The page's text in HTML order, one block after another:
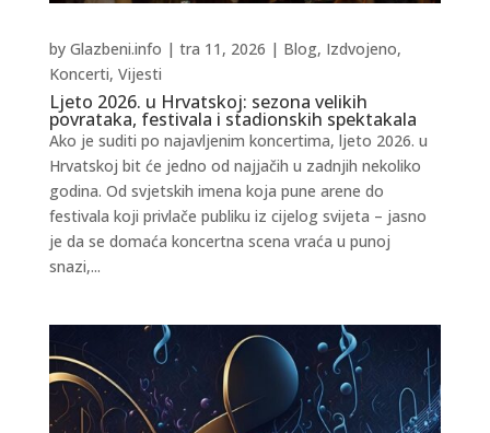
Ljeto 2026. u Hrvatskoj: sezona velikih
povrataka, festivala i stadionskih spektakala
by Glazbeni.info | tra 11, 2026 | Blog, Izdvojeno,
Koncerti, Vijesti
Ako je suditi po najavljenim koncertima, ljeto 2026. u
Hrvatskoj bit će jedno od najjačih u zadnjih nekoliko
godina. Od svjetskih imena koja pune arene do
festivala koji privlače publiku iz cijelog svijeta – jasno
je da se domaća koncertna scena vraća u punoj
snazi,...